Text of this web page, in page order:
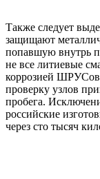
Также следует
защищают
попавшую внутрь
не все литиевые
коррозией
проверку узлов
пробега.
российские
через сто тысяч